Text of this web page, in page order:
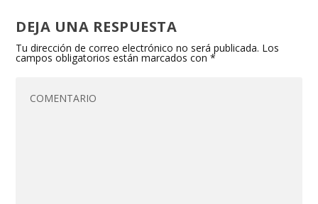
DEJA UNA RESPUESTA
Tu dirección de correo electrónico no será publicada. Los
campos obligatorios están marcados con*